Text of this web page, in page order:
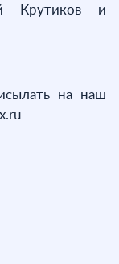
Крутиков и
на наш